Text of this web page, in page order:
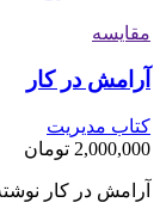
مقایسه
آرامش در کار
کتاب مدیریت
2,000,000 تومان
آرامش در کار